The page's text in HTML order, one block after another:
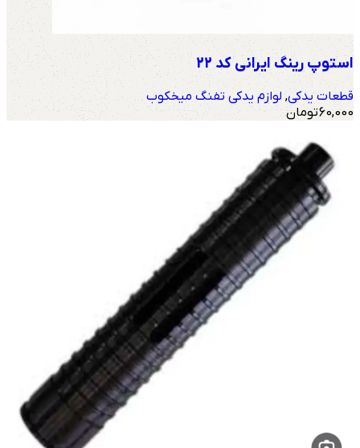
استوپ رینگ ایرانی کد 22
قطعات یدکی,لوازم یدکی تفنگ میخکوب
60,000تومان